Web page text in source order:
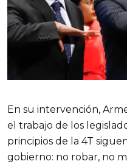
En su intervención,
el trabajo de los
principios de la 4T
gobierno: no robar, no